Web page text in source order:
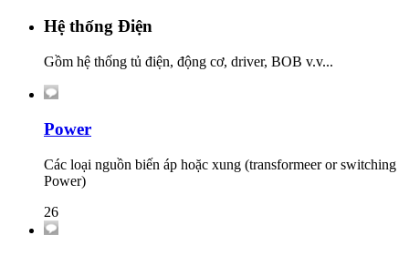
Hệ thống Điện
Gồm hệ thống tủ điện, động cơ, driver, BOB v.v...
Power
Các loại nguồn biến áp hoặc xung (transformeer or switching
Power)
26